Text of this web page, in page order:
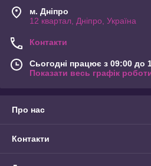
м. Дніпро
12 квартал, Дніпро, Україна
Контакти
Сьогодні працює з 09:00 до
Показати весь графік
Про нас
Контакти